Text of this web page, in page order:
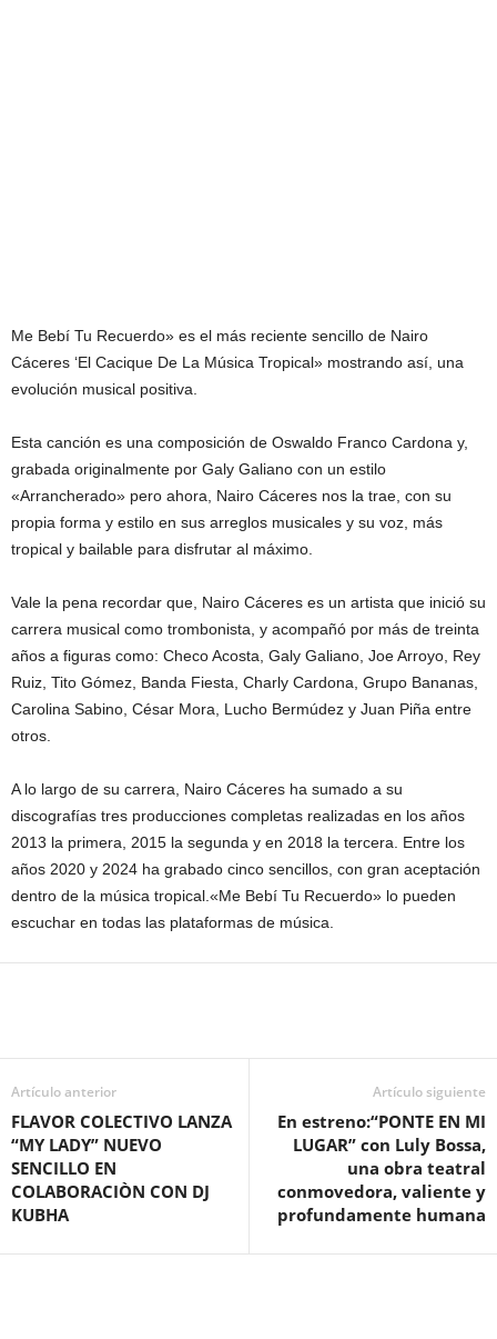
Me Bebí Tu Recuerdo» es el más reciente sencillo de Nairo
Cáceres ‘El Cacique De La Música Tropical» mostrando así, una
evolución musical positiva.
Esta canción es una composición de Oswaldo Franco Cardona y,
grabada originalmente por Galy Galiano con un estilo
«Arrancherado» pero ahora, Nairo Cáceres nos la trae, con su
propia forma y estilo en sus arreglos musicales y su voz, más
tropical y bailable para disfrutar al máximo.
Vale la pena recordar que, Nairo Cáceres es un artista que inició su
carrera musical como trombonista, y acompañó por más de treinta
años a figuras como: Checo Acosta, Galy Galiano, Joe Arroyo, Rey
Ruiz, Tito Gómez, Banda Fiesta, Charly Cardona, Grupo Bananas,
Carolina Sabino, César Mora, Lucho Bermúdez y Juan Piña entre
otros.
A lo largo de su carrera, Nairo Cáceres ha sumado a su
discografías tres producciones completas realizadas en los años
2013 la primera, 2015 la segunda y en 2018 la tercera. Entre los
años 2020 y 2024 ha grabado cinco sencillos, con gran aceptación
dentro de la música tropical.«Me Bebí Tu Recuerdo» lo pueden
escuchar en todas las plataformas de música.
Artículo anterior
FLAVOR COLECTIVO LANZA
“MY LADY” NUEVO
SENCILLO EN
COLABORACIÒN CON DJ
KUBHA
Artículo siguiente
En estreno:“PONTE EN MI
LUGAR” con Luly Bossa,
una obra teatral
conmovedora, valiente y
profundamente humana